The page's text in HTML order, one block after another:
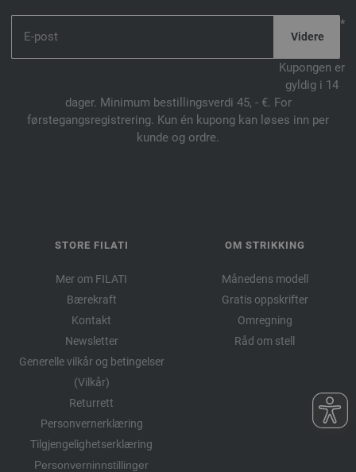
*
Kupongen er
gyldig i 14
dager. Minimum bestillingsverdi 45, - €. For
førstegangsregistrering. Kun én kupong kan løses inn per
kunde og ordre.
STORE FILATI
Mer om FILATI
Bærekraft
Kontakt
Newsletter
Generelle vilkår og betingelser
(Vilkår)
Returrett
Personvernerklæring
Tilgjengelighetserklæring
Personverninnstillinger
OM STRIKKING
Månedens modell
Gratis oppskrifter
Omregning
Råd om stell